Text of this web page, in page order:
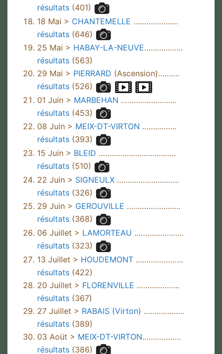
résultats (401)
18 Mai > CHANTEMELLE …………………
résultats (646)
25 Mai > HABAY-LA-NEUVE………………
résultats (563)
29 Mai > PIERRARD (Ascension)……….
résultats (526)
01 Juin > MARBEHAN ……………………..
résultats (453)
08 Juin > MEIX-DT-VIRTON …………….
résultats (393)
15 Juin > BLEID ………………………………
résultats (510)
22 Juin > SIGNEULX ………………………..
résultats (326)
29 Juin > GEROUVILLE …………………….
résultats (368)
06 Juillet > LAMORTEAU …………………..
résultats (323)
13 Juillet > HOUDEMONT ………………….
résultats (422)
20 Juillet > FLORENVILLE ………………..
résultats (367)
27 Juillet > RABAIS (Virton) ……………….
résultats (389)
03 Aoüt > MEIX-DT-VIRTON………………
résultats (386)